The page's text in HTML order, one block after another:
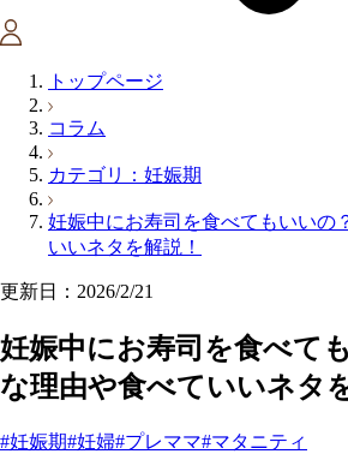
トップページ
コラム
カテゴリ：妊娠期
妊娠中にお寿司を食べてもいいの
いいネタを解説！
更新日：2026/2/21
妊娠中にお寿司を食べて
な理由や食べていいネタ
#妊娠期#妊婦#プレママ#マタニティ